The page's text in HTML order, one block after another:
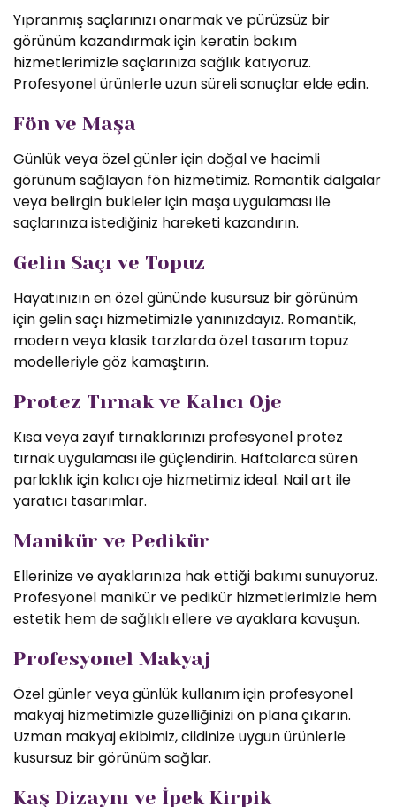
Yıpranmış saçlarınızı onarmak ve pürüzsüz bir
görünüm kazandırmak için keratin bakım
hizmetlerimizle saçlarınıza sağlık katıyoruz.
Profesyonel ürünlerle uzun süreli sonuçlar elde edin.
Fön ve Maşa
Günlük veya özel günler için doğal ve hacimli
görünüm sağlayan fön hizmetimiz. Romantik dalgalar
veya belirgin bukleler için maşa uygulaması ile
saçlarınıza istediğiniz hareketi kazandırın.
Gelin Saçı ve Topuz
Hayatınızın en özel gününde kusursuz bir görünüm
için gelin saçı hizmetimizle yanınızdayız. Romantik,
modern veya klasik tarzlarda özel tasarım topuz
modelleriyle göz kamaştırın.
Protez Tırnak ve Kalıcı Oje
Kısa veya zayıf tırnaklarınızı profesyonel protez
tırnak uygulaması ile güçlendirin. Haftalarca süren
parlaklık için kalıcı oje hizmetimiz ideal. Nail art ile
yaratıcı tasarımlar.
Manikür ve Pedikür
Ellerinize ve ayaklarınıza hak ettiği bakımı sunuyoruz.
Profesyonel manikür ve pedikür hizmetlerimizle hem
estetik hem de sağlıklı ellere ve ayaklara kavuşun.
Profesyonel Makyaj
Özel günler veya günlük kullanım için profesyonel
makyaj hizmetimizle güzelliğinizi ön plana çıkarın.
Uzman makyaj ekibimiz, cildinize uygun ürünlerle
kusursuz bir görünüm sağlar.
Kaş Dizaynı ve İpek Kirpik